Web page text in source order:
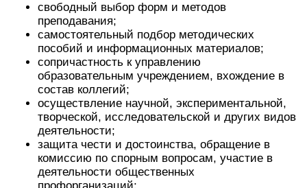
свободный выбор форм и методов
преподавания;
самостоятельный подбор методических
пособий и информационных материалов;
сопричастность к управлению
образовательным учреждением, вхождение в
состав коллегий;
осуществление научной, экспериментальной,
творческой, исследовательской и других видов
деятельности;
защита чести и достоинства, обращение в
комиссию по спорным вопросам, участие в
деятельности общественных